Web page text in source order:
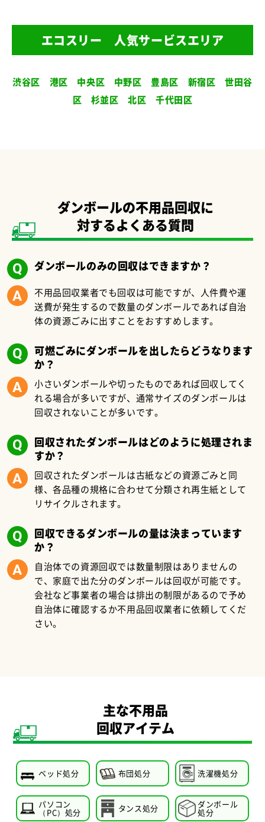
エコスリー 人気サービスエリア
渋谷区 港区 中央区 中野区 豊島区 新宿区
世田谷
区
杉並区 北区 千代田区
ダンボールの不用品回収に
対するよくある質問
ダンボールのみの回収はできますか？
不用品回収業者でも回収は可能ですが、人件費や運
送費が発生するので数量のダンボールであれば自治
体の資源ごみに出すことをおすすめします。
可燃ごみにダンボールを出したらどうなります
か？
小さいダンボールや切ったものであれば回収してく
れる場合が多いですが、通常サイズのダンボールは
回収されないことが多いです。
回収されたダンボールはどのように処理されま
すか？
回収されたダンボールは古紙などの資源ごみと同
様、各品種の規格に合わせて分類され再生紙として
リサイクルされます。
回収できるダンボールの量は決まっています
か？
自治体での資源回収では数量制限はありませんの
で、家庭で出た分のダンボールは回収が可能です。
会社など事業者の場合は排出の制限があるので予め
自治体に確認するか不用品回収業者に依頼してくだ
さい。
主な不用品
回収アイテム
ベッド処分 布団処分 洗濯機処分
パソコン
（PC）処分 タンス処分 ダンボール
処分